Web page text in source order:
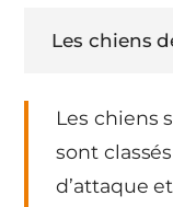
Les chiens
sont
d’attaque
Les chiens